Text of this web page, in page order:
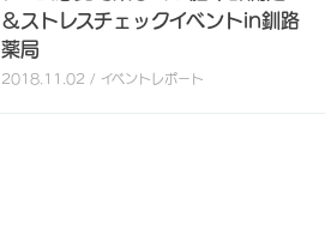
＆ストレスチェックイベントin釧路
薬局
2018.11.02 / イベントレポート